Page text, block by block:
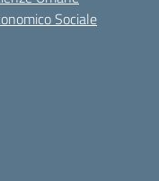
Sociale